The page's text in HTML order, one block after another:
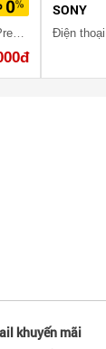
Điện thoại Sony Xperia XZ Premium Pink Gold
SONY
Điện
khuyến mãi